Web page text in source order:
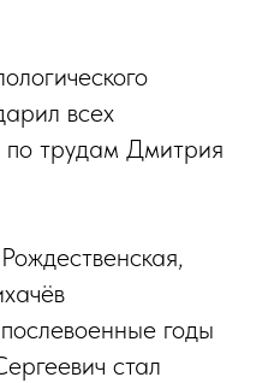
всех
по трудам Дмитрия
годы
стал